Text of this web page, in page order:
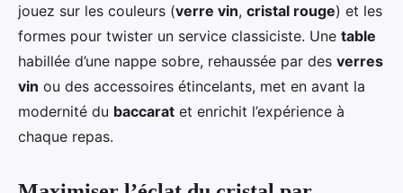
jouez sur les couleurs (verre vin, cristal rouge) et les
formes pour twister un service classiciste. Une table
habillée d’une nappe sobre, rehaussée par des verres
vin ou des accessoires étincelants, met en avant la
modernité du baccarat et enrichit l’expérience à
chaque repas.